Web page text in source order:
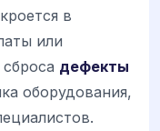
в
или
дефекты
оборудования,